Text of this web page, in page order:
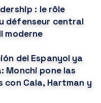
: le rôle
défenseur central
moderne
del Espanyol ya
Monchi pone las
con Cala, Hartman y